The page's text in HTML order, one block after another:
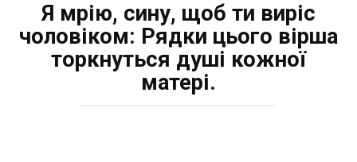
Я мрію, сину, щоб ти виріс
чоловіком: Рядки цього вірша
торкнуться душі кожної
матері.